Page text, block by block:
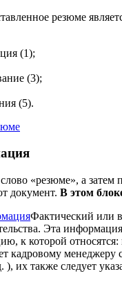
резюме
(1);
(3);
(5).
«резюме», а затем
документ. В этом
Фактический или
Эта
к которой относятся:
менеджеру
их также следует